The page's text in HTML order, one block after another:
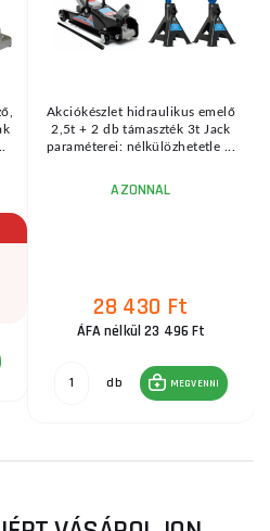
Akciókészlet hidraulikus emelő
2,5t + 2 db támaszték 3t Jack
paraméterei: nélkülözhetetle ...
AZONNAL
28 430 Ft
ÁFA nélkül 23 496 Ft
db MEGVENNI